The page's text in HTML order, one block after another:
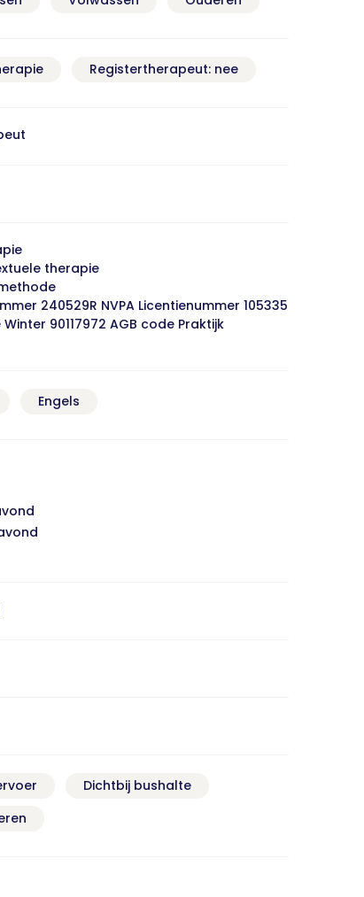
Registertherapeut: nee
therapie
240529R NVPA Licentienummer 105335
Winter 90117972 AGB code Praktijk
Engels
Dichtbij bushalte